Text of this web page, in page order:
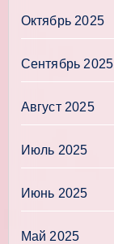
Октябрь 2025
Сентябрь 2025
Август 2025
Июль 2025
Июнь 2025
Май 2025